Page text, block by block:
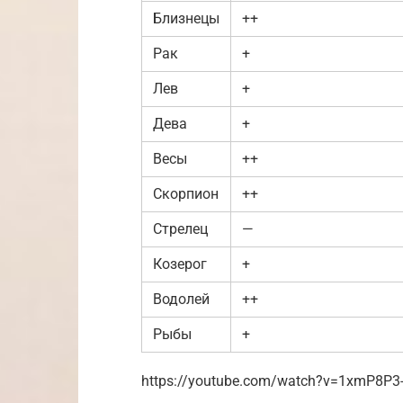
Близнецы ++
Рак +
Лев +
Дева +
Весы ++
Скорпион ++
Стрелец —
Козерог +
Водолей ++
Рыбы +
https://youtube.com/